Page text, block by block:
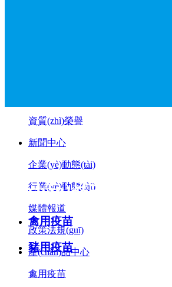
資質(zhì)榮譽
新聞中心
企業(yè)動態(tài)
行業(yè)動態(tài)
媒體報道
政策法規(guī)
產(chǎn)品中心
禽用疫苗
產(chǎn)品中心
禽用疫苗
豬用疫苗